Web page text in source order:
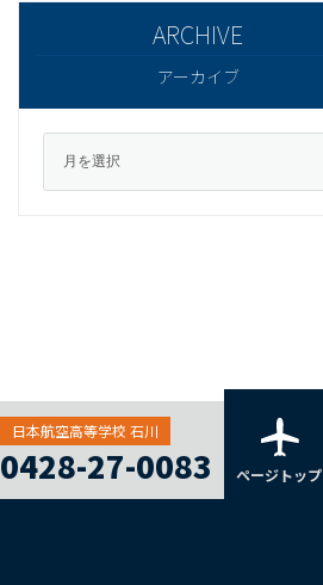
アーカイブ
日本航空高等学校 石川
0428-27-0083 ページトップ